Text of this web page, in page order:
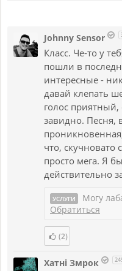
Johnny Sensor
Класс. Че-то у
пошли в
интересные -
давай клепать
голос
завидно. Песня,
что, скучновато
просто мега. Я
действительно
УСЛУГИ
Могу
Обратиться
(2)
Хатнi Змрок